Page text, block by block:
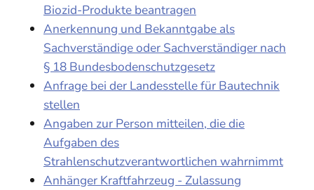
Biozid-Produkte beantragen
Anerkennung und Bekanntgabe als
Sachverständige oder Sachverständiger nach
§ 18 Bundesbodenschutzgesetz
Anfrage bei der Landesstelle für Bautechnik
stellen
Angaben zur Person mitteilen, die die
Aufgaben des
Strahlenschutzverantwortlichen wahrnimmt
Anhänger Kraftfahrzeug - Zulassung